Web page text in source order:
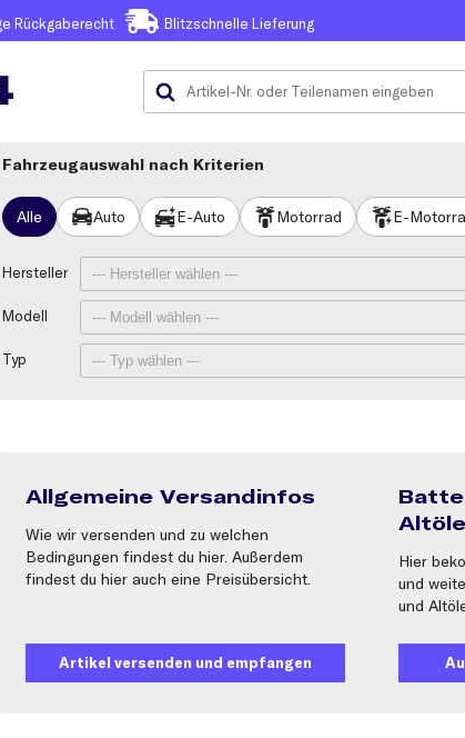
Rückgaberecht Blitzschnelle Lieferung
Fahrzeugauswahl nach Kriterien
Alle Auto E-Auto Motorrad E-
Hersteller
Modell
Typ
Allgemeine Versandinfos
Wie wir versenden und zu welchen
Bedingungen findest du hier. Außerdem
findest du hier auch eine Preisübersicht.
Artikel versenden und empfangen
Hier
und
und